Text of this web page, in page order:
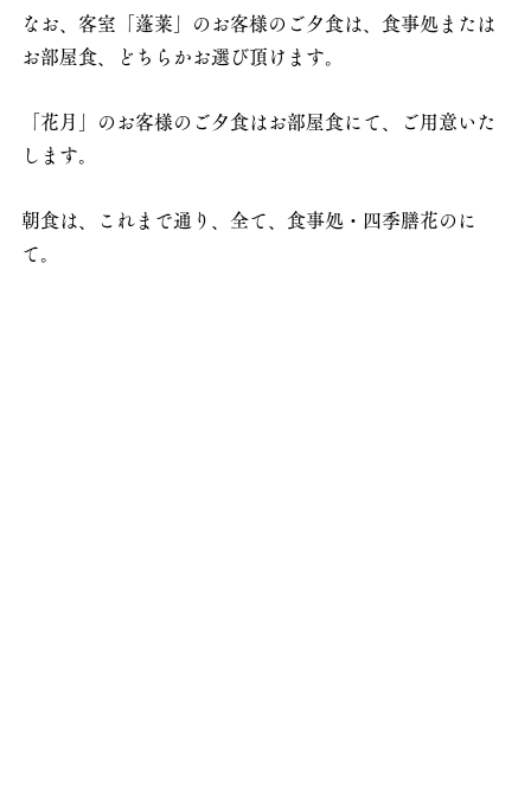
なお、客室「蓬莱」のお客様のご夕食は、食事処または
お部屋食、どちらかお選び頂けます。
「花月」のお客様のご夕食はお部屋食にて、ご用意いた
します。
朝食は、これまで通り、全て、食事処・四季膳花のに
て。